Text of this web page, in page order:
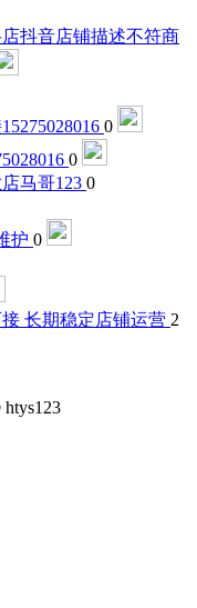
抖音店铺描述不符商
15275028016 0
0
马哥123 0
护 0
长期稳定店铺运营 2